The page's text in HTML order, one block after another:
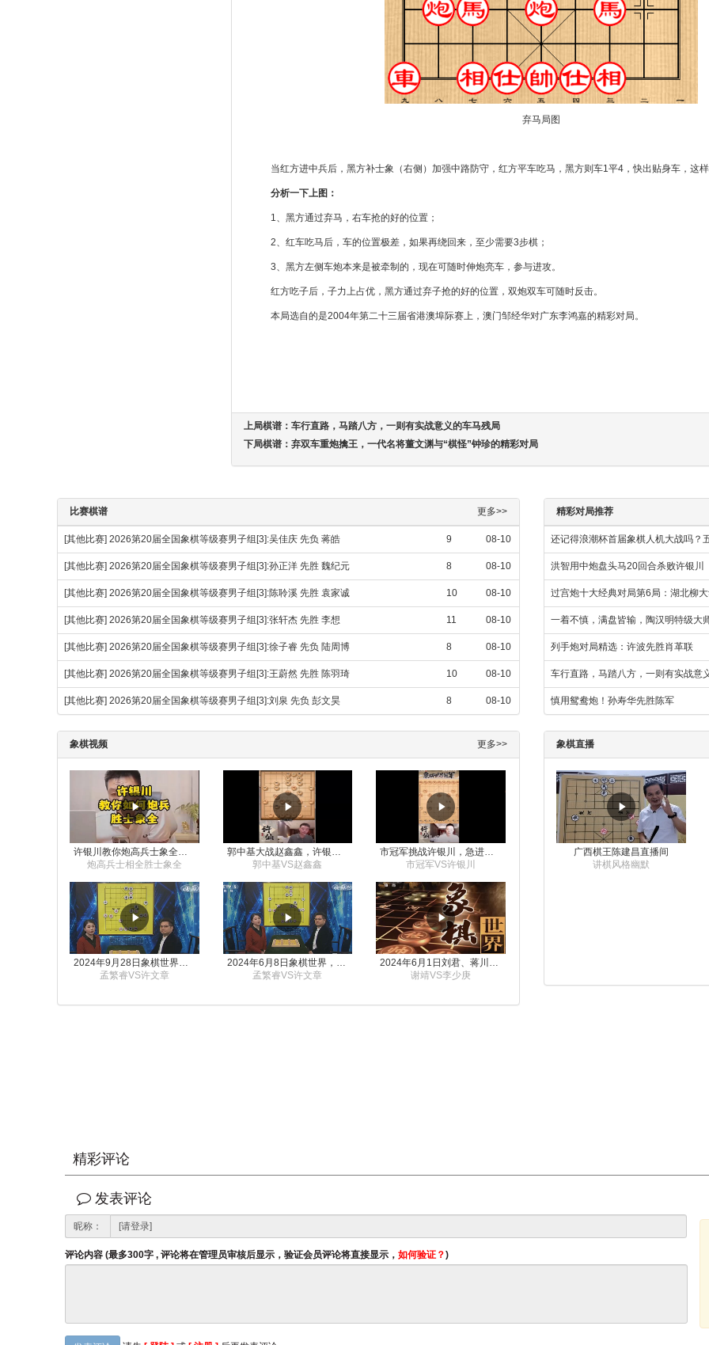
弃马局图
当红方进中兵后，黑方补士象（右侧）加强中路防守，红方平车吃马，黑方则车1平4，快出贴身车，这样
分析一下上图：
1、黑方通过弃马，右车抢的好的位置；
2、红车吃马后，车的位置极差，如果再绕回来，至少需要3步棋；
3、黑方左侧车炮本来是被牵制的，现在可随时伸炮亮车，参与进攻。
红方吃子后，子力上占优，黑方通过弃子抢的好的位置，双炮双车可随时反击。
本局选自的是2004年第二十三届省港澳埠际赛上，澳门邹经华对广东李鸿嘉的精彩对局。
上局棋谱： 车行直路，马踏八方，一则有实战意义的车马残局
下局棋谱： 弃双车重炮擒王，一代名将董文渊与“棋怪”钟珍的精彩对局
比赛棋谱 更多>>
[其他比赛] 2026第20届全国象棋等级赛男子组[3]:吴佳庆 先负 蒋皓 9 08-10
[其他比赛] 2026第20届全国象棋等级赛男子组[3]:孙正洋 先胜 魏纪元 8 08-10
[其他比赛] 2026第20届全国象棋等级赛男子组[3]:陈聆溪 先胜 袁家诚 10 08-10
[其他比赛] 2026第20届全国象棋等级赛男子组[3]:张轩杰 先胜 李想 11 08-10
[其他比赛] 2026第20届全国象棋等级赛男子组[3]:徐子睿 先负 陆周博 8 08-10
[其他比赛] 2026第20届全国象棋等级赛男子组[3]:王蔚然 先胜 陈羽琦 10 08-10
[其他比赛] 2026第20届全国象棋等级赛男子组[3]:刘泉 先负 彭文昊 8 08-10
精彩对局推荐
还记得浪潮杯首届象棋人机大战吗？
洪智用中炮盘头马20回合杀败许银川
过宫炮十大经典对局第6局：湖北柳
一着不慎，满盘皆输，陶汉明特级大
列手炮对局精选：许波先胜肖革联
车行直路，马踏八方，一则有实战意
慎用鸳鸯炮！孙寿华先胜陈军
象棋视频 更多>>
炮高兵士相全胜士象全
郭中基VS赵鑫鑫
市冠军VS许银川
2024年9月28日象棋世界栏目，刘君、蒋川讲解了第九届杨官璘杯象棋公开赛孟繁睿与许文章的对局
孟繁睿VS许文章
2024年6月8日象棋世界，刘君、蒋川讲解了第九届杨官璘杯全国象棋公开赛孟繁睿与许文章的对局
孟繁睿VS许文章
2024年6月1日刘君、蒋川讲解第三届上海杯象棋大师赛谢靖与李少庚的对局
谢靖VS李少庚
象棋直播
广西棋王陈建昌直播间
讲棋风格幽默
精彩评论
发表评论
昵称：
评论内容 (最多300字 , 评论将在管理员审核后显示，验证会员评论将直接显示， 如何验证？)